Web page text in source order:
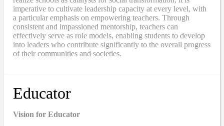
imperative to cultivate leadership capacity at every level, with
a particular emphasis on empowering teachers. Through
consistent and impassioned mentorship, teachers can
effectively serve as role models, enabling students to develop
into leaders who contribute significantly to the overall progress
of their communities and societies.
Educator
Vision for Educator